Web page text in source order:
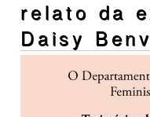
relato da
Daisy